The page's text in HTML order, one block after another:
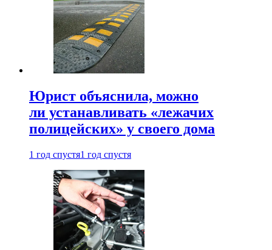
Юрист объяснила, можно
ли устанавливать «лежачих
полицейских» у своего дома
1 год спустя1 год спустя